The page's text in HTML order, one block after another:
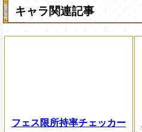
キャラ関連記事
フェス限所持率チェッカー